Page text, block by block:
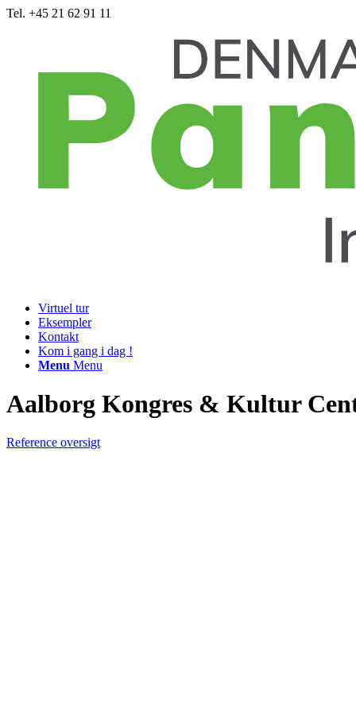
Tel. +45 21 62 91 11
Virtuel tur
Eksempler
Kontakt
Kom i gang i dag !
Menu Menu
Aalborg Kongres & Kultur
Reference oversigt